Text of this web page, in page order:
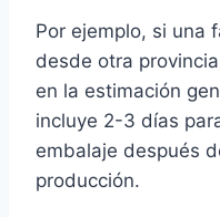
Por ejemplo, si una
desde otra
en la estimación
incluye 2-3 días
embalaje después
producción.